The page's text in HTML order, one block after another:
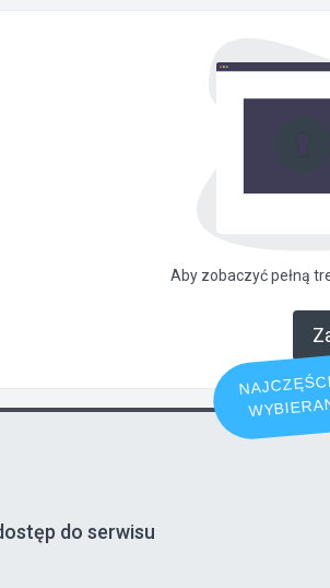
Aby zobaczyć pełną
do serwisu